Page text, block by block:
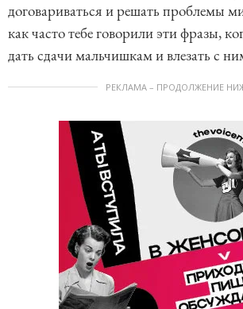
договариваться и решать проблемы
как часто тебе говорили эти фразы,
дать сдачи мальчишкам и влезать с
РЕКЛАМА – ПРОДОЛЖЕНИЕ